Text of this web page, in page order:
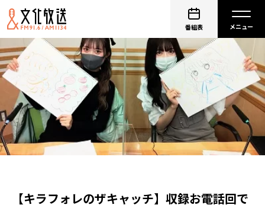
番組表
【キラフォレのザキャッチ】収録お電話回で